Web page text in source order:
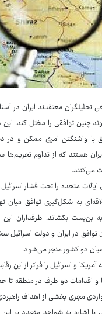
تحلیلگران معتقدند ایران در
چنین توافقی را مختل کند.
با واشنگتن امری ممکن و
هستند که از تداوم
می‌کنند.
ایالات متحده را تحت فشار
به شکل‌گیری توافق میان
بن‌بست بکشاند. طرفداران
توافق در ایران و دولت
دو کشور منجر می‌شود.
آمریکا و اسرائیل را فراتر از این
و اقدامات دو طرف در منطقه
مجری بخشی از اهداف